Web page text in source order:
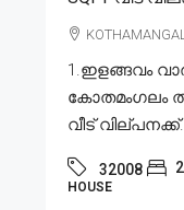
1.ഇളങ്ങവം
കോതമംഗലം
വീട് വില്പനക്ക്.
32008 2
HOUSE